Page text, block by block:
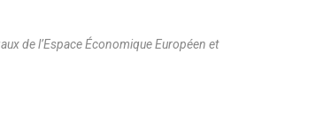
de l’Espace Économique Européen et